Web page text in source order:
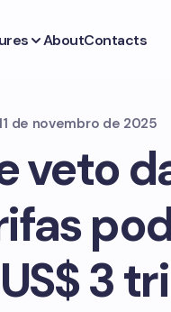
AboutContacts
de novembro de 2025
veto
3